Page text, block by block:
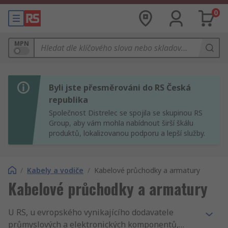
0
MPN
Byli jste přesměrováni do RS Česká
republika
Společnost Distrelec se spojila se skupinou RS
Group, aby vám mohla nabídnout širší škálu
produktů, lokalizovanou podporu a lepší služby.
/ Kabely a vodiče / Kabelové průchodky a armatury
Kabelové průchodky a armatury
U RS, u evropského vynikajícího dodavatele
průmyslových a elektronických komponentů,